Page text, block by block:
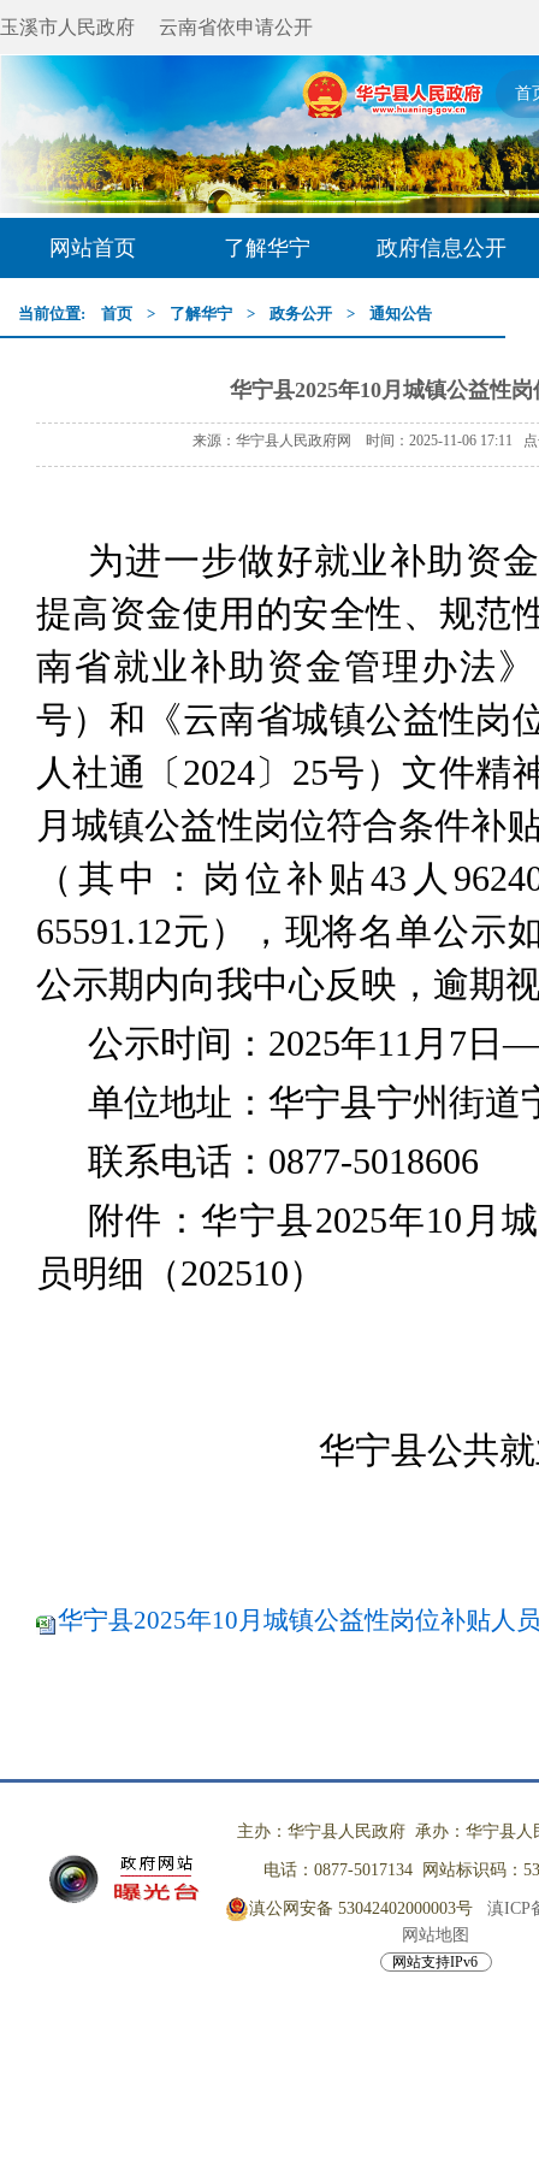
玉溪市人民政府 云南省依申请公开
首
网站首页 了解华宁 政府信息公开
当前位置: 首页 > 了解华宁 > 政务公开 > 通知公告
华宁县2025年10月城镇公益性
来源：华宁县人民政府网 时间：2025-11-06 17:11
为进一步做好就业补助资
提高资金使用的安全性、规范
南省就业补助资金管理办法
号）和《云南省城镇公益性岗
人社通〔 2024〕 25号）文件精
月城镇公益性岗位符合条件补
（其中：岗位补贴43 人
65591.12元），现将名单公示
公示期内向我中心反映 ，逾期
公示时间： 2025年11月 7日
单位地址：华宁县宁州街道
联系电话： 0877-5018606
附件：华宁县2025年10 月
员明细（202510）
华宁县公共
华宁县2025年10月城镇公益性岗位补贴人
主办：华宁县人民政府 承办：华宁县人
电话：0877-5017134 网站标识码：
滇公网安备 53042402000003号
滇ICP
网站地图
网站支持IPv6